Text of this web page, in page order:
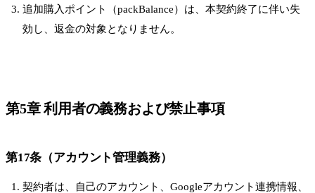
追加購入ポイント（packBalance）は、本契約終了に伴い失
効し、返金の対象となりません。
第5章 利用者の義務および禁止事項
第17条（アカウント管理義務）
契約者は、自己のアカウント、Googleアカウント連携情報、